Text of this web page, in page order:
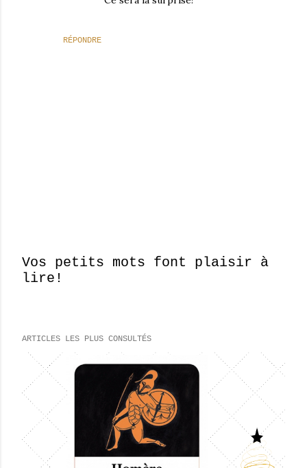
RÉPONDRE
E
g
t
r
Vos petits mots font plaisir à
lire!
ARTICLES LES PLUS CONSULTÉS